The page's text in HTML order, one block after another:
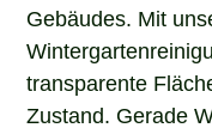
Gebäudes. Mit
transparente
Zustand. Gerade